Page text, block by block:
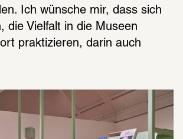
Ich wünsche mir, dass sich
die Vielfalt in die Museen
praktizieren, darin auch